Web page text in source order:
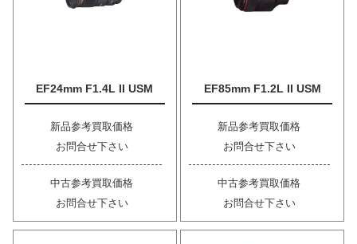
EF24mm F1.4L II USM
新品参考買取価格
お問合せ下さい
中古参考買取価格
お問合せ下さい
EF85mm F1.2L II USM
新品参考買取価格
お問合せ下さい
中古参考買取価格
お問合せ下さい